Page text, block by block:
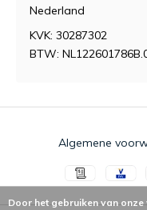
Nederland
KVK: 30287302
BTW:
Algemene
Door het gebruiken van